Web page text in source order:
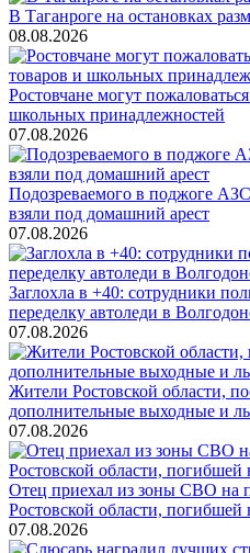
В Таганроге на остановках
08.08.2026
Ростовчане могут
школьных принадлежностей
07.08.2026
Подозреваемого в поджоге
взяли под домашний арест
07.08.2026
Заглохла в +40: сотрудники
переделку автоледи в
07.08.2026
Жители Ростовской области,
дополнительные выходные и
07.08.2026
Отец приехал из зоны СВО на
Ростовской области,
07.08.2026